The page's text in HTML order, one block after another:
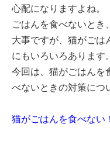
心配になりますよね。
ごはんを食べないとき
大事ですが、猫がごは
にもいろいろあります。
今回は、猫がごはんを
べないときの対策につ
猫がごはんを食べない